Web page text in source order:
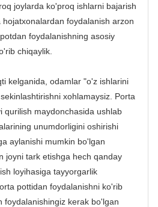
joylarda ko'proq ishlarni bajarish
foydalanish arzon
foydalanishning asosiy
chiqaylik.
kelganida, odamlar "o'z ishlarini
xohlamaysiz. Porta
qurilish maydonchasida ushlab
unumdorligini oshirishi
aylanishi mumkin bo'lgan
joyni tark etishga hech qanday
loyihasiga tayyorgarlik
pottidan foydalanishni ko'rib
foydalanishingiz kerak bo'lgan